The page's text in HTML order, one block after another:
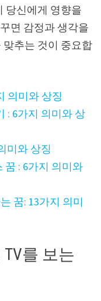
당신에게 영향을
면 감정과 생각을
추는 것이 중요합
의미와 상징
: 6가지 의미와 상
미와 상징
꿈 : 6가지 의미와
꿈: 13가지 의미
를 보는